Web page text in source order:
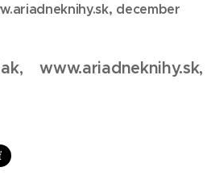
december
www.ariadneknihy.sk,